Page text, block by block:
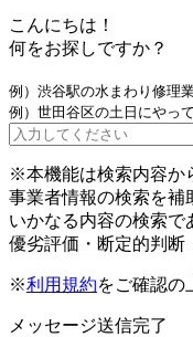
こんにちは！
何をお探しですか？
例）渋谷駅の水まわり修理
例）世田谷区の土日にやっ
※本機能は検索内容か
事業者情報の検索を補
いかなる内容の検索で
優劣評価・断定的判断
※利用規約をご確認の
メッセージ送信完了